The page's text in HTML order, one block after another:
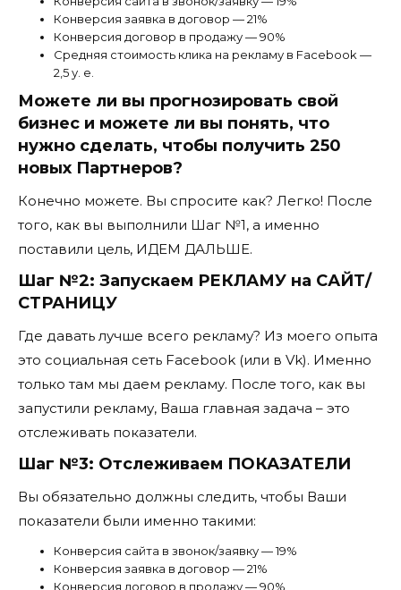
Конверсия заявка в договор — 21%
Конверсия договор в продажу — 90%
Средняя стоимость клика на рекламу в Facebook —
2,5 у. е.
Можете ли вы прогнозировать свой
бизнес и можете ли вы понять, что
нужно сделать, чтобы получить 250
новых Партнеров?
Конечно можете. Вы спросите как? Легко! После
того, как вы выполнили Шаг №1, а именно
поставили цель, ИДЕМ ДАЛЬШЕ.
Шаг №2: Запускаем РЕКЛАМУ на САЙТ/
СТРАНИЦУ
Где давать лучше всего рекламу? Из моего опыта
это социальная сеть Facebook (или в Vk). Именно
только там мы даем рекламу. После того, как вы
запустили рекламу, Ваша главная задача – это
отслеживать показатели.
Шаг №3: Отслеживаем ПОКАЗАТЕЛИ
Вы обязательно должны следить, чтобы Ваши
показатели были именно такими:
Конверсия сайта в звонок/заявку — 19%
Конверсия заявка в договор — 21%
Конверсия договор в продажу — 90%